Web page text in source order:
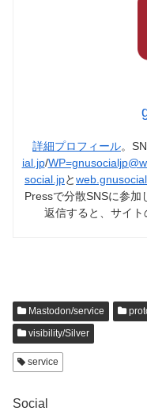
詳細プロフィール。
ial.jp/
social.jpと
Pressで分散SNSに参加
返信すると、サイト
Mastodon/service
visibility/Silver
service
Social